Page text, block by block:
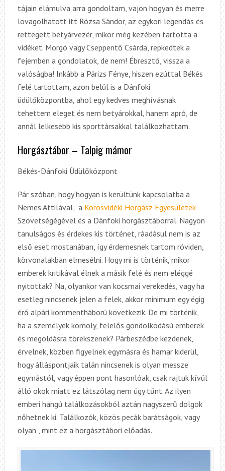
tájain elámulva arra gondoltam, vajon hogyan és merre
lovagolhatott itt Rózsa Sándor, az egykori legendás és
rettegett betyárvezér, mikor még kezében tartotta a
vidéket. Morgó vagy Cseppentő Csárda, repkedtek a
fejemben a gondolatok, de nem! Ébresztő, vissza a
valóságba! Inkább a Párizs Fénye, hiszen ezúttal Békés
felé tartottam, azon belül is a Dánfoki
üdülőközpontba, ahol egy kedves meghívásnak
tehettem eleget és nem betyárokkal, hanem apró, de
annál lelkesebb kis sporttársakkal találkozhattam.
Horgásztábor – Talpig mámor
Békés-Dánfoki Üdülőközpont
Pár szóban, hogy hogyan is kerültünk kapcsolatba a
Nemes Attilával, a Körösvidéki Horgász Egyesületek
Szövetségégével és a Dánfoki horgásztáborral. Nagyon
tanulságos és érdekes kis történet, ráadásul nem is az
első eset mostanában, így érdemesnek tartom röviden,
körvonalakban elmesélni. Hogy mi is történik, mikor
emberek kritikával élnek a másik felé és nem eléggé
nyitottak? Na, olyankor van kocsmai verekedés, vagy ha
esetleg nincsenek jelen a felek, akkor minimum egy égig
érő alpári kommentháború következik. De mi történik,
ha a személyek komoly, felelős gondolkodású emberek
és megoldásra törekszenek? Párbeszédbe kezdenek,
érvelnek, közben figyelnek egymásra és hamar kiderül,
hogy álláspontjaik talán nincsenek is olyan messze
egymástól, vagy éppen pont hasonlóak, csak rajtuk kívül
álló okok miatt ez látszólag nem úgy tűnt. Az ilyen
emberi hangú találkozásokból aztán nagyszerű dolgok
nőhetnek ki. Találkozók, közös pecák barátságok, vagy
olyan , mint ez a horgásztábori előadás.